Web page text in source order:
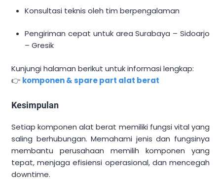
Konsultasi teknis oleh tim berpengalaman
Pengiriman cepat untuk area Surabaya – Sidoarjo
– Gresik
Kunjungi halaman berikut untuk informasi lengkap:
👉 komponen & spare part alat berat
Kesimpulan
Setiap komponen alat berat memiliki fungsi vital yang
saling berhubungan. Memahami jenis dan fungsinya
membantu perusahaan memilih komponen yang
tepat, menjaga efisiensi operasional, dan mencegah
downtime.